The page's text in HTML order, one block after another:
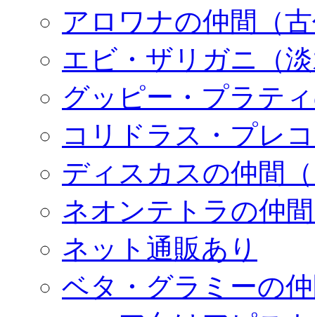
アロワナの仲間（
エビ・ザリガニ（
グッピー・プラテ
コリドラス・プレ
ディスカスの仲間
ネオンテトラの仲
ネット通販あり
ベタ・グラミーの